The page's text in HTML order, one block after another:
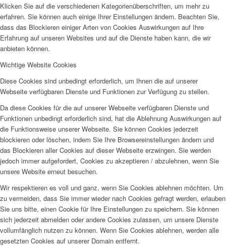
Klicken Sie auf die verschiedenen Kategorienüberschriften, um mehr zu
erfahren. Sie können auch einige Ihrer Einstellungen ändern. Beachten Sie,
dass das Blockieren einiger Arten von Cookies Auswirkungen auf Ihre
Erfahrung auf unseren Websites und auf die Dienste haben kann, die wir
anbieten können.
Wichtige Website Cookies
Diese Cookies sind unbedingt erforderlich, um Ihnen die auf unserer
Webseite verfügbaren Dienste und Funktionen zur Verfügung zu stellen.
Da diese Cookies für die auf unserer Webseite verfügbaren Dienste und
Funktionen unbedingt erforderlich sind, hat die Ablehnung Auswirkungen auf
die Funktionsweise unserer Webseite. Sie können Cookies jederzeit
blockieren oder löschen, indem Sie Ihre Browsereinstellungen ändern und
das Blockieren aller Cookies auf dieser Webseite erzwingen. Sie werden
jedoch immer aufgefordert, Cookies zu akzeptieren / abzulehnen, wenn Sie
unsere Website erneut besuchen.
Wir respektieren es voll und ganz, wenn Sie Cookies ablehnen möchten. Um
zu vermeiden, dass Sie immer wieder nach Cookies gefragt werden, erlauben
Sie uns bitte, einen Cookie für Ihre Einstellungen zu speichern. Sie können
sich jederzeit abmelden oder andere Cookies zulassen, um unsere Dienste
vollumfänglich nutzen zu können. Wenn Sie Cookies ablehnen, werden alle
gesetzten Cookies auf unserer Domain entfernt.